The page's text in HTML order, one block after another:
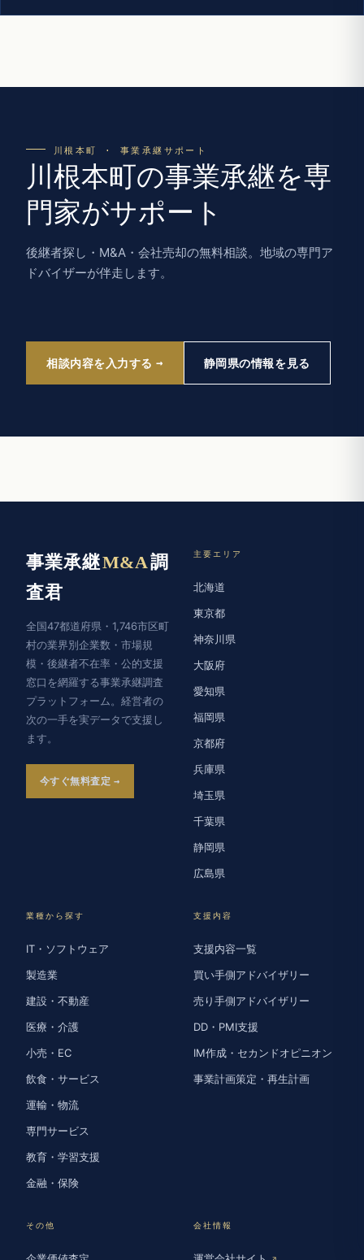
川根本町 · 事業承継サポート
川根本町の事業承継を専
門家がサポート
後継者探し・M&A・会社売却の無料相談。地域の専門ア
ドバイザーが伴走します。
相談内容を入力する 静岡県の情報を見る
事業承継M&A調
査君
全国47都道府県・1,746市区町
村の業界別企業数・市場規
模・後継者不在率・公的支援
窓口を網羅する事業承継調査
プラットフォーム。経営者の
次の一手を実データで支援し
ます。
今すぐ無料査定
主要エリア
北海道
東京都
神奈川県
大阪府
愛知県
福岡県
京都府
兵庫県
埼玉県
千葉県
静岡県
広島県
業種から探す
IT・ソフトウェア
製造業
建設・不動産
医療・介護
小売・EC
飲食・サービス
運輸・物流
専門サービス
教育・学習支援
金融・保険
支援内容
支援内容一覧
買い手側アドバイザリー
売り手側アドバイザリー
DD・PMI支援
IM作成・セカンドオピニオン
事業計画策定・再生計画
その他 会社情報